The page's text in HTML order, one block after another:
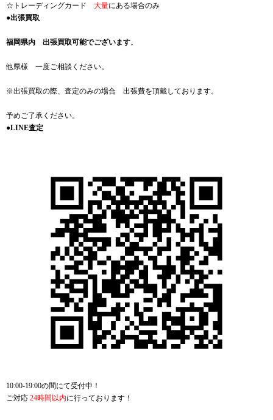
☆トレーディングカード 大量にある場合のみ
●出張買取
福岡県内 出張買取可能でございます。
他県様 一度ご相談ください。
※出張買取の際、査定のみの場合 出張費を頂戴しております。
予めご了承ください。
●LINE査定
10:00-19:00の間にて受付中！
ご対応 24時間以内に行っております！